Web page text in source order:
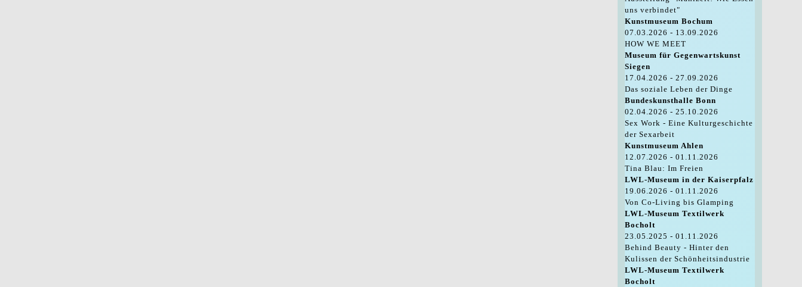
uns verbindet"
Kunstmuseum Bochum
07.03.2026 - 13.09.2026
HOW WE MEET
Museum für Gegenwartskunst
Siegen
17.04.2026 - 27.09.2026
Das soziale Leben der Dinge
Bundeskunsthalle Bonn
02.04.2026 - 25.10.2026
Sex Work - Eine Kulturgeschichte
der Sexarbeit
Kunstmuseum Ahlen
12.07.2026 - 01.11.2026
Tina Blau: Im Freien
LWL-Museum in der Kaiserpfalz
19.06.2026 - 01.11.2026
Von Co-Living bis Glamping
LWL-Museum Textilwerk
Bocholt
23.05.2025 - 01.11.2026
Behind Beauty - Hinter den
Kulissen der Schönheitsindustrie
LWL-Museum Textilwerk
Bocholt